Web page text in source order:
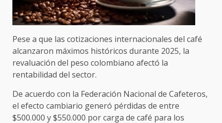
Pese a que las cotizaciones internacionales del café
alcanzaron máximos históricos durante 2025, la
revaluación del peso colombiano afectó la
rentabilidad del sector.
De acuerdo con la Federación Nacional de Cafeteros,
el efecto cambiario generó pérdidas de entre
$500.000 y $550.000 por carga de café para los